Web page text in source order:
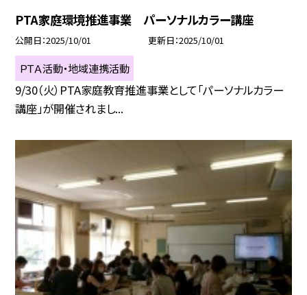
PTA家庭環境推進事業 パーソナルカラー講座
公開日 2025/10/01 更新日 2025/10/01
ＰＴＡ活動・地域連携活動
9/30（火）PTA家庭教育推進事業として「パーソナルカラー
講座」が開催されまし...